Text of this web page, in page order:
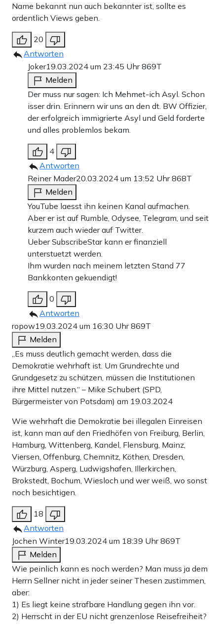
Name bekannt nun auch bekannter ist, sollte es
ordentlich Views geben.
20
Antworten
Joker19.03.2024 um 23:45 Uhr869T
Melden
Der muss nur sagen: Ich Mehmet-ich Asyl. Schon
isser drin. Erinnern wir uns an den dt. BW Offizier,
der erfolgreich immigrierte Asyl und Geld forderte
und alles problemlos bekam.
4
Antworten
Reiner Mader20.03.2024 um 13:52 Uhr868T
Melden
YouTube laesst ihn keinen Kanal aufmachen.
Aber er ist auf Rumble, Odysee, Telegram, und seit
kurzem auch wieder auf Twitter.
Ueber SubscribeStar kann er finanziell
unterstuetzt werden.
Ihm wurden nach meinem letzten Stand 77
Bankkonten gekuendigt!
0
Antworten
ropow19.03.2024 um 16:30 Uhr869T
Melden
„Es muss deutlich gemacht werden, dass die
Demokratie wehrhaft ist. Um Grundrechte und
Grundgesetz zu schützen, müssen die Institutionen
ihre Mittel nutzen.“ – Mike Schubert (SPD,
Bürgermeister von Potsdam) am 19.03.2024
Wie wehrhaft die Demokratie bei illegalen Einreisen
ist, kann man auf den Friedhöfen von Freiburg, Berlin,
Hamburg, Wittenberg, Kandel, Flensburg, Mainz,
Viersen, Offenburg, Chemnitz, Köthen, Dresden,
Würzburg, Asperg, Ludwigshafen, Illerkirchen,
Brokstedt, Bochum, Wiesloch und wer weiß, wo sonst
noch besichtigen.
18
Antworten
Jochen Winter19.03.2024 um 18:39 Uhr869T
Melden
Wie peinlich kann es noch werden? Man muss ja dem
Herrn Sellner nicht in jeder seiner Thesen zustimmen,
aber:
1) Es liegt keine strafbare Handlung gegen ihn vor.
2) Herrscht in der EU nicht grenzenlose Reisefreiheit?